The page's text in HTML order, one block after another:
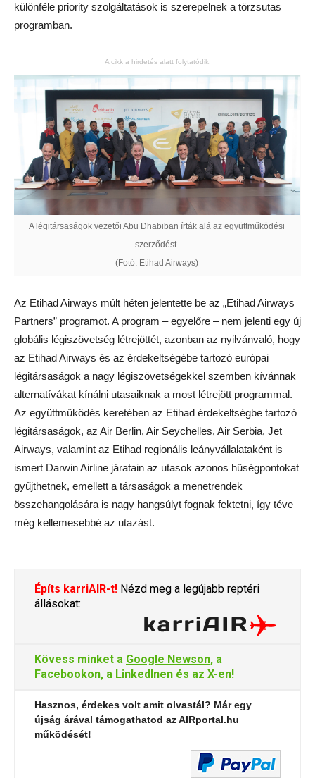
különféle priority szolgáltatások is szerepelnek a törzsutas
programban.
A cikk a hirdetés alatt folytatódik.
A légitársaságok vezetői Abu Dhabiban írták alá az együttműködési
szerződést.
(Fotó: Etihad Airways)
Az Etihad Airways múlt héten jelentette be az „Etihad Airways
Partners” programot. A program – egyelőre – nem jelenti egy új
globális légiszövetség létrejöttét, azonban az nyilvánvaló, hogy
az Etihad Airways és az érdekeltségébe tartozó európai
légitársaságok a nagy légiszövetségekkel szemben kívánnak
alternatívákat kínálni utasaiknak a most létrejött programmal.
Az együttműködés keretében az Etihad érdekeltségbe tartozó
légitársaságok, az Air Berlin, Air Seychelles, Air Serbia, Jet
Airways, valamint az Etihad regionális leányvállalataként is
ismert Darwin Airline járatain az utasok azonos hűségpontokat
gyűjthetnek, emellett a társaságok a menetrendek
összehangolására is nagy hangsúlyt fognak fektetni, így téve
még kellemesebbé az utazást.
Építs karriAIR-t! Nézd meg a legújabb reptéri
állásokat:
Kövess minket a Google Newson, a
Facebookon, a LinkedInen és az X-en!
Hasznos, érdekes volt amit olvastál? Már egy
újság árával támogathatod az AIRportal.hu
működését!